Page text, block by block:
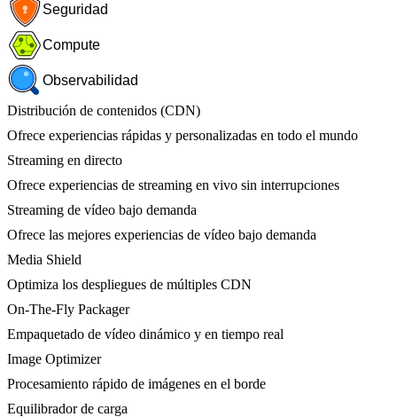
Seguridad
Compute
Observabilidad
Distribución de contenidos (CDN)
Ofrece experiencias rápidas y personalizadas en todo el mundo
Streaming en directo
Ofrece experiencias de streaming en vivo sin interrupciones
Streaming de vídeo bajo demanda
Ofrece las mejores experiencias de vídeo bajo demanda
Media Shield
Optimiza los despliegues de múltiples CDN
On-The-Fly Packager
Empaquetado de vídeo dinámico y en tiempo real
Image Optimizer
Procesamiento rápido de imágenes en el borde
Equilibrador de carga